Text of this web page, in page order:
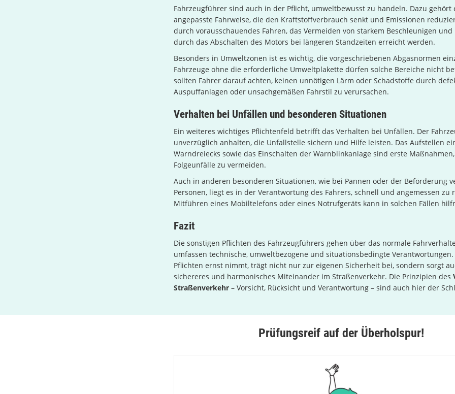
Fahrzeugführer sind auch in der Pflicht, umweltbewusst zu handeln. Dazu gehört
angepasste Fahrweise, die den Kraftstoffverbrauch senkt und Emissionen
durch vorausschauendes Fahren, das Vermeiden von starkem Beschleunigen und
durch das Abschalten des Motors bei längeren Standzeiten erreicht werden.
Besonders in Umweltzonen ist es wichtig, die vorgeschriebenen Abgasnormen
Fahrzeuge ohne die erforderliche Umweltplakette dürfen solche Bereiche nicht
sollten Fahrer darauf achten, keinen unnötigen Lärm oder Schadstoffe durch
Auspuffanlagen oder unsachgemäßen Fahrstil zu verursachen.
Verhalten bei Unfällen und besonderen Situationen
Ein weiteres wichtiges Pflichtenfeld betrifft das Verhalten bei Unfällen. Der
unverzüglich anhalten, die Unfallstelle sichern und Hilfe leisten. Das Aufstellen
Warndreiecks sowie das Einschalten der Warnblinkanlage sind erste
Folgeunfälle zu vermeiden.
Auch in anderen besonderen Situationen, wie bei Pannen oder der Beförderung
Personen, liegt es in der Verantwortung des Fahrers, schnell und angemessen zu
Mitführen eines Mobiltelefons oder eines Notrufgeräts kann in solchen Fällen
Fazit
Die sonstigen Pflichten des Fahrzeugführers gehen über das normale
umfassen technische, umweltbezogene und situationsbedingte Verantwortungen.
Pflichten ernst nimmt, trägt nicht nur zur eigenen Sicherheit bei, sondern sorgt
sichereres und harmonisches Miteinander im Straßenverkehr. Die Prinzipien des
Straßenverkehr – Vorsicht, Rücksicht und Verantwortung – sind auch hier der
Prüfungsreif auf der Überholspur!